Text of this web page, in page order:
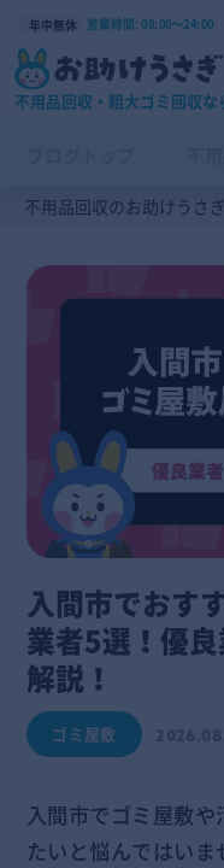
年中無休 営業時間: 08:00〜24:00
不用品回収・粗大ゴミ回収
不用品回収のお助けうさぎ
入間市でおす
業者5選！優
解説！
ゴミ屋敷
入間市でゴミ屋敷
たいと悩んではいま